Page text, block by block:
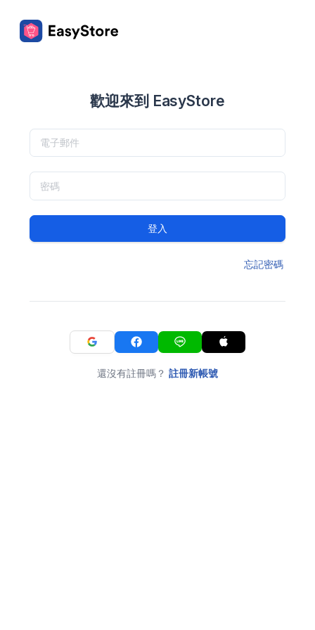
歡迎來到 EasyStore
登入
忘記密碼
還沒有註冊嗎？ 註冊新帳號